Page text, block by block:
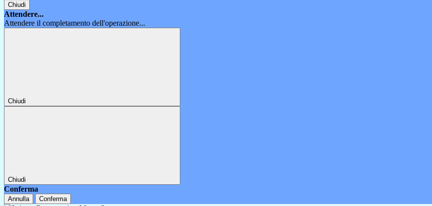
Chiudi
Attendere...
Attendere il completamento dell'operazione...
Chiudi
Chiudi
Conferma
Annulla Conferma